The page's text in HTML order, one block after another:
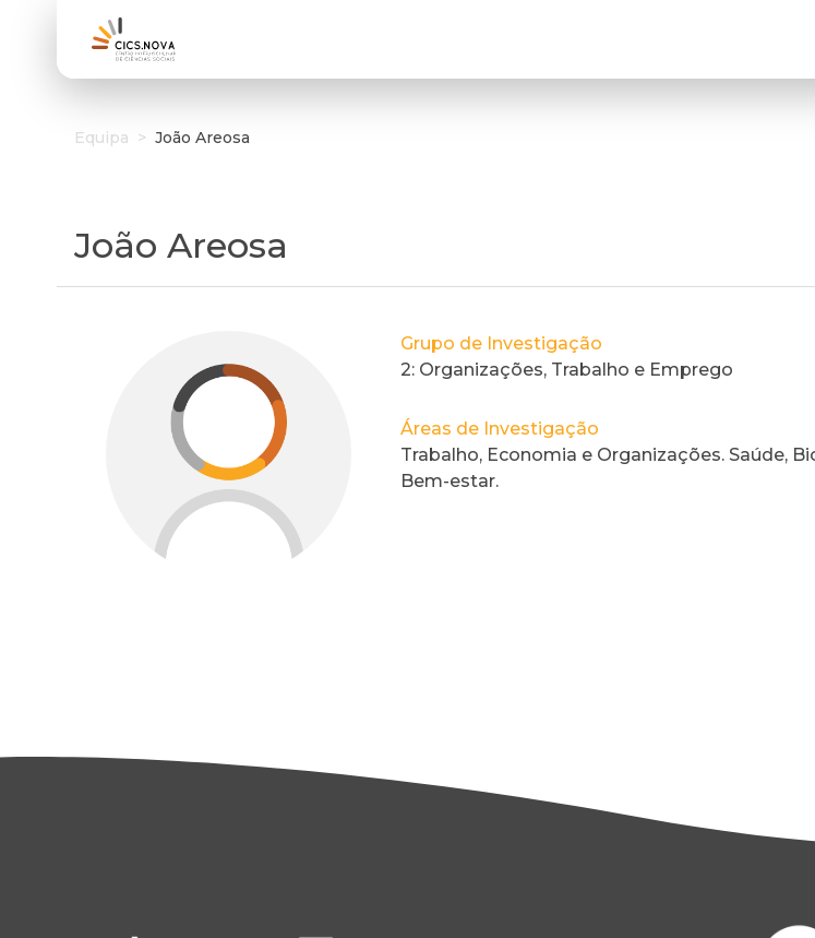
Equipa > João Areosa
João Areosa
Grupo de Investigação
2: Organizações, Trabalho e Emprego
Áreas de Investigação
Trabalho, Economia e Organizações. Saúde,
Bem-estar.